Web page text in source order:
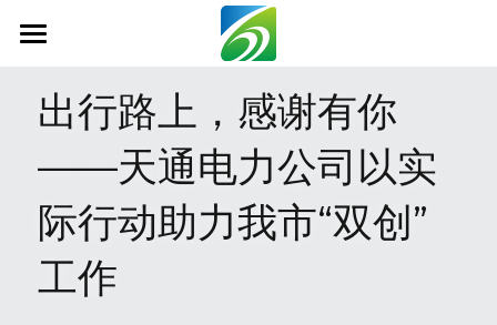
关于我们
新闻资讯
信息公开
社会责任
出行路上，感谢有你
——天通电力公司以实
际行动助力我市“双创”
工作